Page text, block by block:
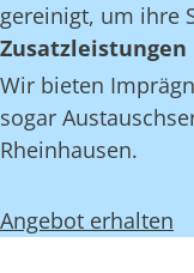
gereinigt, um ihre
Zusatzleistungen
Wir bieten
sogar
Rheinhausen.
Angebot erhalten